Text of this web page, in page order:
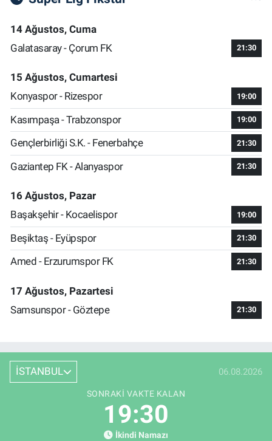
14 Ağustos, Cuma
Galatasaray - Çorum FK
21:30
15 Ağustos, Cumartesi
Konyaspor - Rizespor
19:00
Kasımpaşa - Trabzonspor 19:00
Gençlerbirliği S.K. - Fenerbahçe 21:30
Gaziantep FK - Alanyaspor 21:30
16 Ağustos, Pazar
Başakşehir - Kocaelispor
19:00
Beşiktaş - Eyüpspor 21:30
Amed - Erzurumspor FK 21:30
17 Ağustos, Pazartesi
Samsunspor - Göztepe
21:30
İSTANBUL 06.08.2026
SONRAKI VAKTE KALAN
19:29
İkindi Namazı